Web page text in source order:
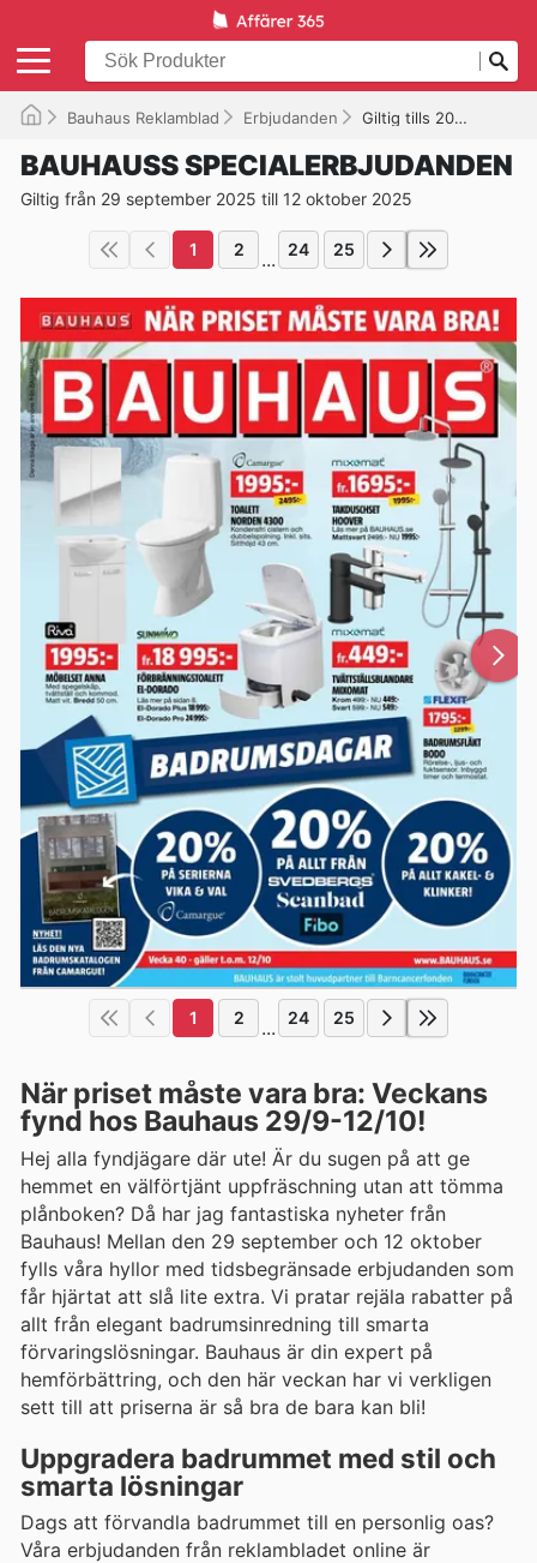
Bauhaus Reklamblad Erbjudanden Giltig tills 2025-10-12
BAUHAUSS SPECIALERBJUDANDEN
Giltig från 29 september 2025 till 12 oktober 2025
1 2 ... 24 25
1 2 ... 24 25
När priset måste vara bra: Veckans
fynd hos Bauhaus 29/9-12/10!
Hej alla fyndjägare där ute! Är du sugen på att ge
hemmet en välförtjänt uppfräschning utan att tömma
plånboken? Då har jag fantastiska nyheter från
Bauhaus! Mellan den 29 september och 12 oktober
fylls våra hyllor med tidsbegränsade erbjudanden som
får hjärtat att slå lite extra. Vi pratar rejäla rabatter på
allt från elegant badrumsinredning till smarta
förvaringslösningar. Bauhaus är din expert på
hemförbättring, och den här veckan har vi verkligen
sett till att priserna är så bra de bara kan bli!
Uppgradera badrummet med stil och
smarta lösningar
Dags att förvandla badrummet till en personlig oas?
Våra erbjudanden från reklambladet online är